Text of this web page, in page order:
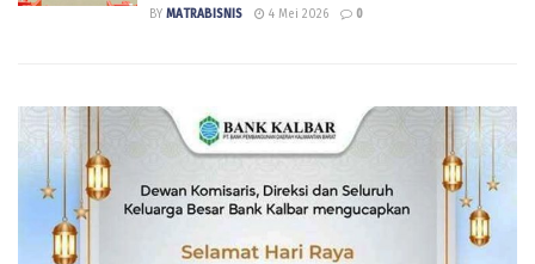
BY MATRABISNIS 4 Mei 2026 0